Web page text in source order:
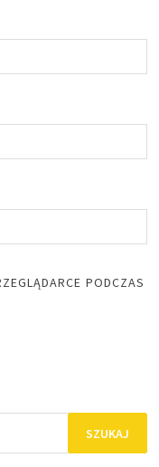
PODCZAS